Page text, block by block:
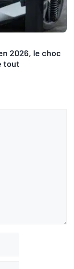
2026, le choc
tout